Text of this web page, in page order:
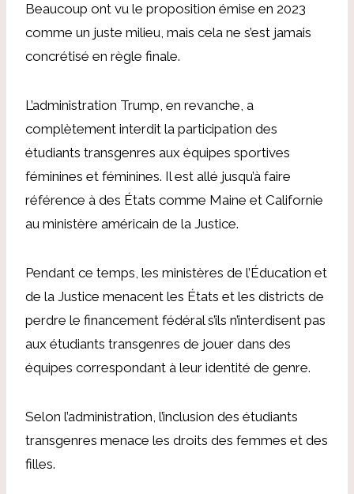
Beaucoup ont vu le proposition émise en 2023
comme un juste milieu, mais cela ne s’est jamais
concrétisé en règle finale.
L’administration Trump, en revanche, a
complètement interdit la participation des
étudiants transgenres aux équipes sportives
féminines et féminines. Il est allé jusqu’à faire
référence à des États comme Maine et Californie
au ministère américain de la Justice.
Pendant ce temps, les ministères de l’Éducation et
de la Justice menacent les États et les districts de
perdre le financement fédéral s’ils n’interdisent pas
aux étudiants transgenres de jouer dans des
équipes correspondant à leur identité de genre.
Selon l’administration, l’inclusion des étudiants
transgenres menace les droits des femmes et des
filles.